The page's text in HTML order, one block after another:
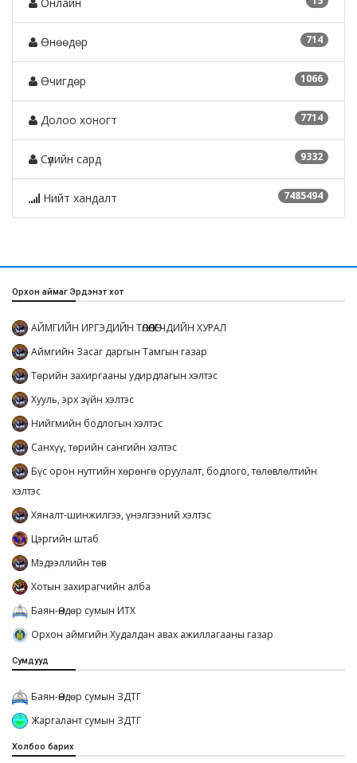
714
Өнөөдөр
1066
Өчигдөр
7714
Долоо хоногт
9332
Сүүлийн сард
7485494
Нийт хандалт
Орхон аймаг Эрдэнэт хот
АЙМГИЙН ИРГЭДИЙН ТӨЛӨӨЛӨГЧДИЙН ХУРАЛ
Аймгийн Засаг даргын Тамгын газар
Төрийн захиргааны удирдлагын хэлтэс
Хууль, эрх зүйн хэлтэс
Нийгмийн бодлогын хэлтэс
Санхүү, төрийн сангийн хэлтэс
Бүс орон нутгийн хөрөнгө оруулалт, бодлого, төлөвлөлтийн
хэлтэс
Хяналт-шинжилгээ, үнэлгээний хэлтэс
Цэргийн штаб
Мэдээллийн төв
Хотын захирагчийн алба
Баян-Өндөр сумын ИТХ
Орхон аймгийн Худалдан авах ажиллагааны газар
Сумдууд
Баян-Өндөр сумын ЗДТГ
Жаргалант сумын ЗДТГ
Холбоо барих